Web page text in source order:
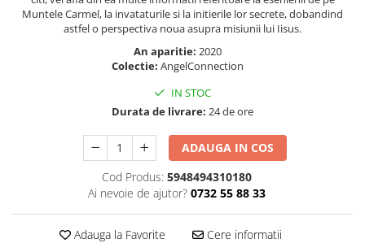
Carti erotice
Carti pentru Adolescenti, Young
Literatura Romana
Literatura Universala
Romane de dragoste, Carti
Senzatii/Dragoste
Muntele Carmel, la invataturile si la initierile lor secrete, dobandind
astfel o perspectiva noua asupra misiunii lui Iisus.
An aparitie: 2020
Colectie: AngelConnection
IN STOC
Durata de livrare: 24 de ore
ADAUGA IN COS
Cod Produs: 5948494310180
Ai nevoie de ajutor? 0732 55 88 33
Adauga la Favorite Cere informatii